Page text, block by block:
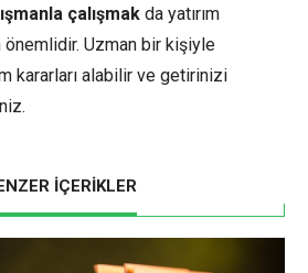
çalışmak da yatırım
Uzman bir kişiyle
kararları alabilir ve getirinizi
İÇERİKLER